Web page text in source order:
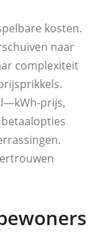
kosten.
naar
complexiteit
prijs,